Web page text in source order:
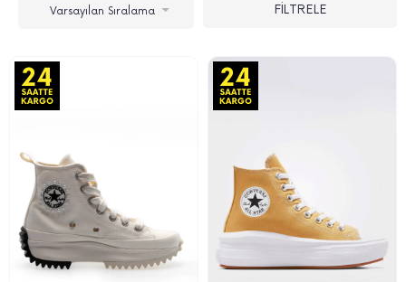
FİLTRELE